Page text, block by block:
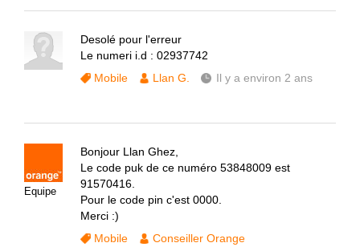
Desolé pour l'erreur
Le numeri i.d : 02937742
Mobile
Llan G. Il y a environ 2 ans
Equipe
Bonjour Llan Ghez,
Le code puk de ce numéro 53848009 est
91570416.
Pour le code pin c'est 0000.
Merci :)
Mobile
Conseiller Orange